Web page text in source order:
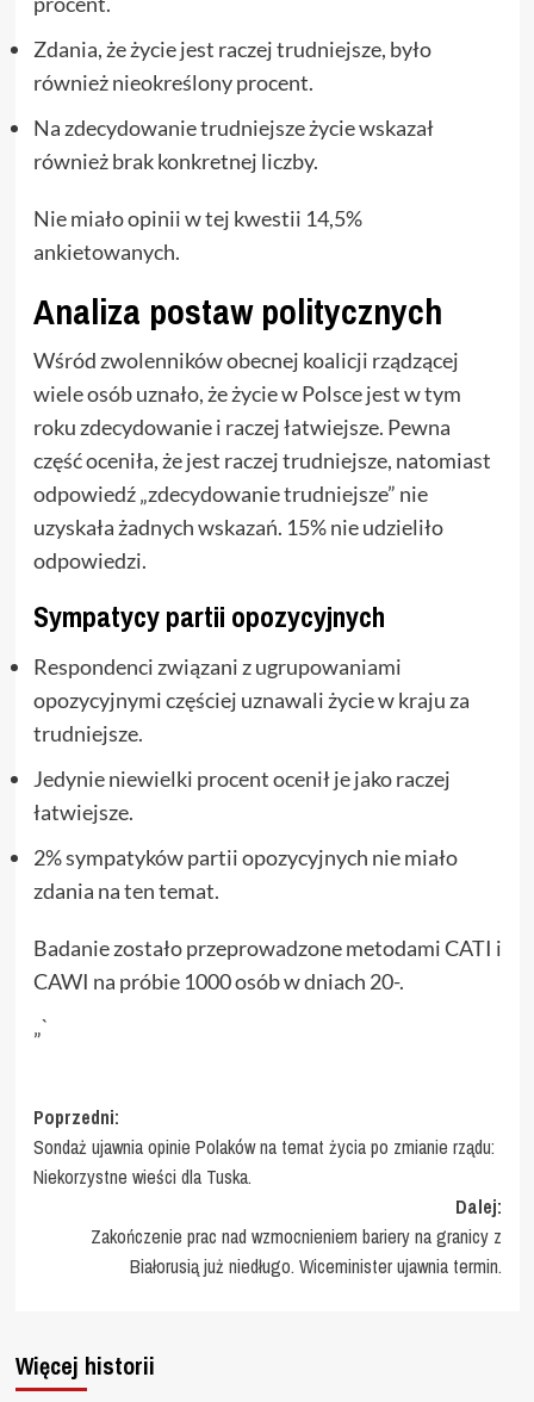
Zdania, że życie jest raczej trudniejsze, było
również nieokreślony procent.
Na zdecydowanie trudniejsze życie wskazał
również brak konkretnej liczby.
Nie miało opinii w tej kwestii 14,5%
ankietowanych.
Analiza postaw politycznych
Wśród zwolenników obecnej koalicji rządzącej
wiele osób uznało, że życie w Polsce jest w tym
roku zdecydowanie i raczej łatwiejsze. Pewna
część oceniła, że jest raczej trudniejsze, natomiast
odpowiedź „zdecydowanie trudniejsze” nie
uzyskała żadnych wskazań. 15% nie udzieliło
odpowiedzi.
Sympatycy partii opozycyjnych
Respondenci związani z ugrupowaniami
opozycyjnymi częściej uznawali życie w kraju za
trudniejsze.
Jedynie niewielki procent ocenił je jako raczej
łatwiejsze.
2% sympatyków partii opozycyjnych nie miało
zdania na ten temat.
Badanie zostało przeprowadzone metodami CATI i
CAWI na próbie 1000 osób w dniach 20-.
„`
Zobacz
wpisy
Poprzedni:
Sondaż ujawnia opinie Polaków na temat życia po zmianie rządu:
Niekorzystne wieści dla Tuska.
Dalej:
Zakończenie prac nad wzmocnieniem bariery na granicy z
Białorusią już niedługo. Wiceminister ujawnia termin.
Więcej historii